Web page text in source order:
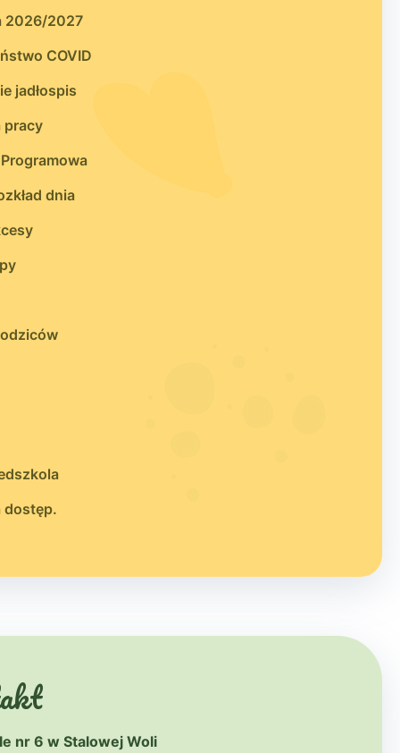
2026/2027
COVID
jadłospis
pracy
dnia
dostęp.
nr 6 w Stalowej Woli